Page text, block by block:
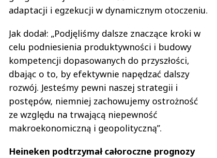
adaptacji i egzekucji w dynamicznym otoczeniu.
Jak dodał: „Podjęliśmy dalsze znaczące kroki w
celu podniesienia produktywności i budowy
kompetencji dopasowanych do przyszłości,
dbając o to, by efektywnie napędzać dalszy
rozwój. Jesteśmy pewni naszej strategii i
postępów, niemniej zachowujemy ostrożność
ze względu na trwającą niepewność
makroekonomiczną i geopolityczną”.
Heineken podtrzymał całoroczne prognozy